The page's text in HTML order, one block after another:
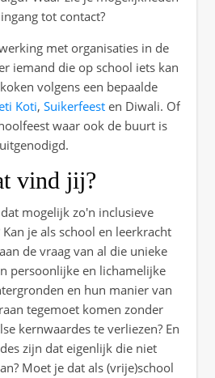
tot contact?
met organisaties in de
iemand die op school iets kan
volgens een bepaalde
Koti, Suikerfeest en Diwali. Of
waar ook de buurt is
uitgenodigd.
vind jij?
mogelijk zo'n inclusieve
je als school en leerkracht
de vraag van al die unieke
persoonlijke en lichamelijke
en hun manier van
tegemoet komen zonder
kernwaardes te verliezen? En
zijn dat eigenlijk die niet
Moet je dat als (vrije)school